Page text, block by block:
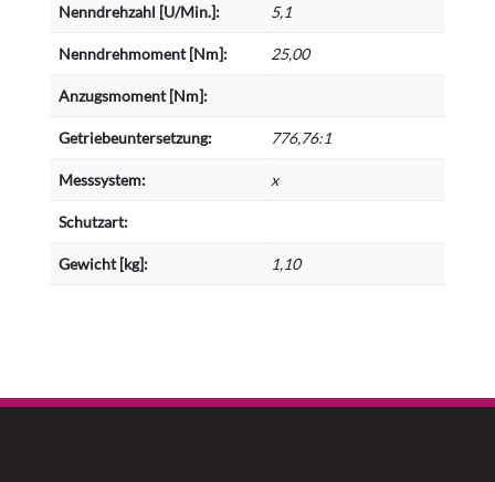
Nenndrehzahl [U/Min.]: 5,1
Nenndrehmoment [Nm]: 25,00
Anzugsmoment [Nm]:
Getriebeuntersetzung: 776,76:1
Messsystem: x
Schutzart:
Gewicht [kg]: 1,10